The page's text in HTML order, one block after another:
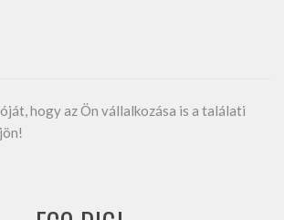
hogy az Ön vállalkozása is a találati